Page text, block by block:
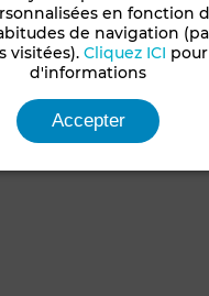
3 Ch.
en fonction
de navigation
visitées). Cliquez ICI
d'informations
Accepter